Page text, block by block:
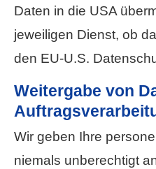
Daten in die USA
jeweiligen Dienst, ob
den EU-U.S.
Weitergabe von
Wir geben Ihre
niemals unberechtigt